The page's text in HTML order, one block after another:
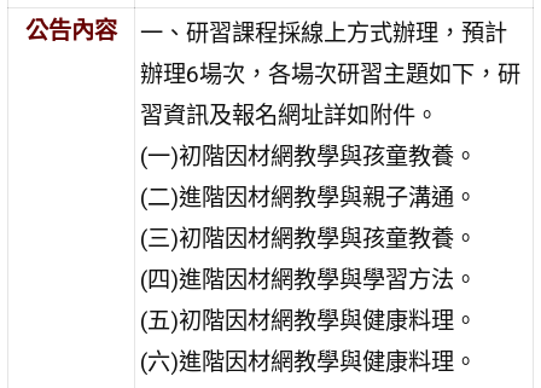
公告內容
一、研習課程採線上方式辦理，預計
辦理6場次，各場次研習主題如下，研
習資訊及報名網址詳如附件。
(一)初階因材網教學與孩童教養。
(二)進階因材網教學與親子溝通。
(三)初階因材網教學與孩童教養。
(四)進階因材網教學與學習方法。
(五)初階因材網教學與健康料理。
(六)進階因材網教學與健康料理。